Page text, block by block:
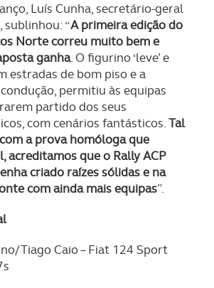
de cookies do site.
Luís Cunha, secretário-geral
sublinhou: “A primeira edição do
Norte correu muito bem e
ganha. O figurino ‘leve’ e
estradas de bom piso e a
permitiu às equipas
partido dos seus
com cenários fantásticos.Tal
a prova homóloga que
acreditamos que o Rally ACP
criado raízes sólidas e na
com ainda mais equipas”.
Tiago Caio – Fiat 124 Sport